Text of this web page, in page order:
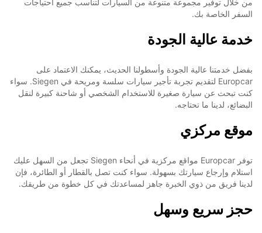
من خلال توفير مجموعة متنوعة من السيارات لتناسب جميع احتياجات
السفر الخاصة بك.
خدمة عالية الجودة
بفضل خدمتنا عالية الجودة وأسطولنا الحديث، يمكنك الاعتماد على
Europcar لتقديم تجربة تأجير سيارات سلسة ومريحة في Siegen. سواء
كنت تبحث عن سيارة صغيرة للاستخدام الشخصي أو شاحنة كبيرة لنقل
البضائع، لدينا ما تحتاجه.
موقع مركزي
توفر Europcar مواقع مركزية في أنحاء Siegen تجعل من السهل عليك
استلام وإرجاع سيارتك بسهولة. سواء كنت تصل بالقطار أو الطائرة، فإن
لدينا فريق من ذوي الخبرة جاهز لمساعدتك في كل خطوة من طريقك.
حجز سريع وسهل